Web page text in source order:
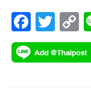
F
ac
e
T
wi
tt
C
o
p